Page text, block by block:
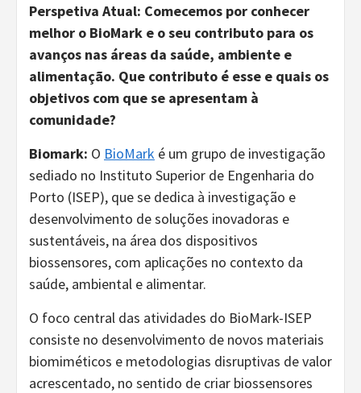
Perspetiva Atual: Comecemos por conhecer
melhor o BioMark e o seu contributo para os
avanços nas áreas da saúde, ambiente e
alimentação. Que contributo é esse e quais os
objetivos com que se apresentam à
comunidade?
Biomark: O BioMark é um grupo de investigação
sediado no Instituto Superior de Engenharia do
Porto (ISEP), que se dedica à investigação e
desenvolvimento de soluções inovadoras e
sustentáveis, na área dos dispositivos
biossensores, com aplicações no contexto da
saúde, ambiental e alimentar.
O foco central das atividades do BioMark-ISEP
consiste no desenvolvimento de novos materiais
biomiméticos e metodologias disruptivas de valor
acrescentado, no sentido de criar biossensores